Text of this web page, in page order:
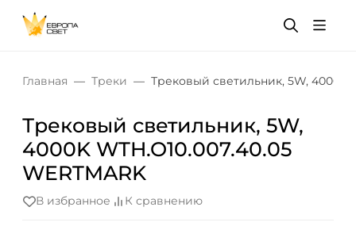
Главная Треки Трековый светильник, 5W, 4000K
Трековый светильник, 5W,
4000K WTH.O10.007.40.05
WERTMARK
В избранное К сравнению